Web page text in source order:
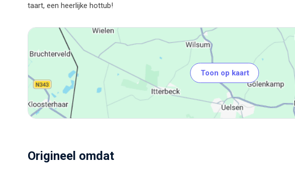
Toon op kaart
Origineel omdat